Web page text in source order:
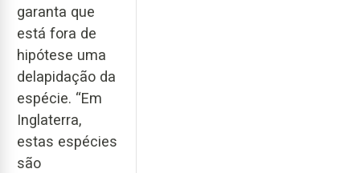
garanta que
está fora de
hipótese uma
delapidação da
espécie. “Em
Inglaterra,
estas espécies
são